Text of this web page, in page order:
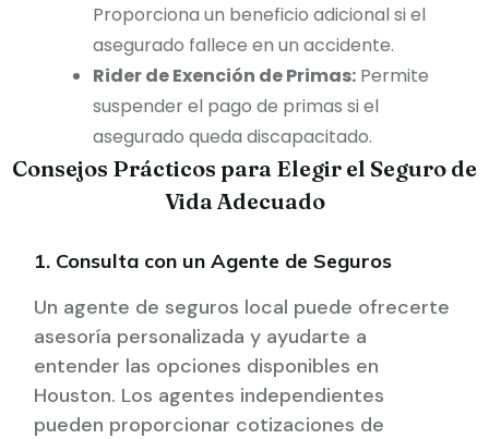
Proporciona un beneficio adicional si el
asegurado fallece en un accidente.
Rider de Exención de Primas:Permite
suspender el pago de primas si el
asegurado queda discapacitado.
Consejos Prácticos para Elegir el Seguro de
Vida Adecuado
1. Consulta con un Agente de Seguros
Un agente de seguros local puede ofrecerte
asesoría personalizada y ayudarte a
entender las opciones disponibles en
Houston. Los agentes independientes
pueden proporcionar cotizaciones de